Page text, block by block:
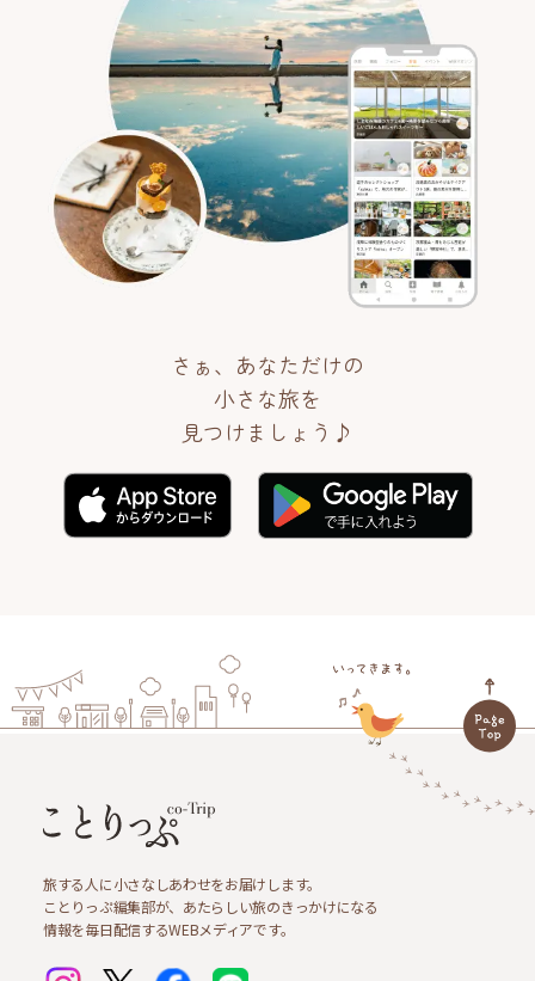
さぁ、あなただけの
小さな旅を
見つけましょう♪
旅する人に小さなしあわせをお届けします。
ことりっぷ編集部が、あたらしい旅のきっかけになる
情報を毎日配信するWEBメディアです。